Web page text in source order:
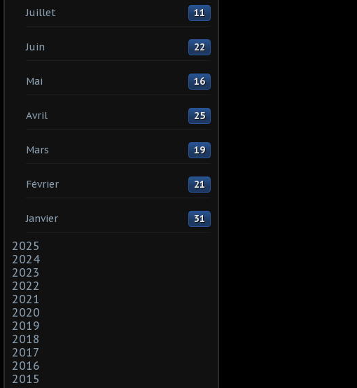
Juillet 11
Juin 22
Mai 16
Avril 25
Mars 19
Février 21
Janvier 31
2025
2024
2023
2022
2021
2020
2019
2018
2017
2016
2015